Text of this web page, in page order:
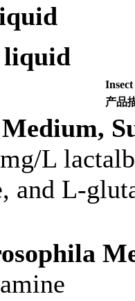
liquid
产品
Medium,
L
and L-